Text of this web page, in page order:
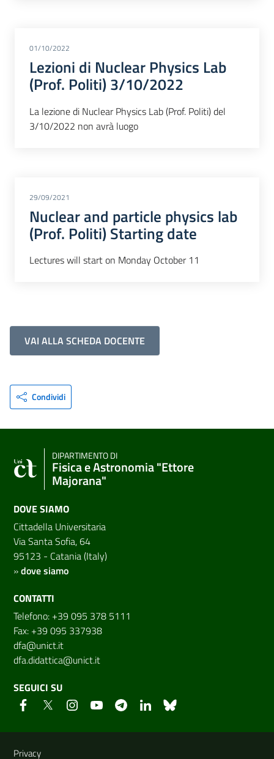
01/10/2022
Lezioni di Nuclear Physics Lab
(Prof. Politi) 3/10/2022
La lezione di Nuclear Physics Lab (Prof. Politi) del
3/10/2022 non avrà luogo
29/09/2021
Nuclear and particle physics lab
(Prof. Politi) Starting date
Lectures will start on Monday October 11
VAI ALLA SCHEDA DOCENTE
Condividi
DIPARTIMENTO DI
Fisica e Astronomia "Ettore
Majorana"
DOVE SIAMO
Cittadella Universitaria
Via Santa Sofia, 64
95123 - Catania (Italy)
»dove siamo
CONTATTI
Telefono: +39 095 378 5111
Fax: +39 095 337938
dfa@unict.it
dfa.didattica@unict.it
SEGUICI SU
Link e informazioni utili
Privacy